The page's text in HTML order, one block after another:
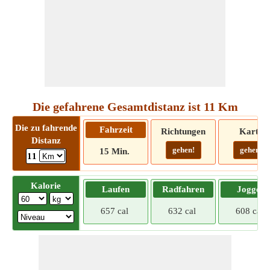
Die gefahrene Gesamtdistanz ist 11 Km
Die zu fahrende
Distanz
11
Fahrzeit
15 Min.
Richtungen
gehen!
Karte
gehen!
Kalorie Laufen
657 cal
Radfahren
632 cal
Joggen
608 cal